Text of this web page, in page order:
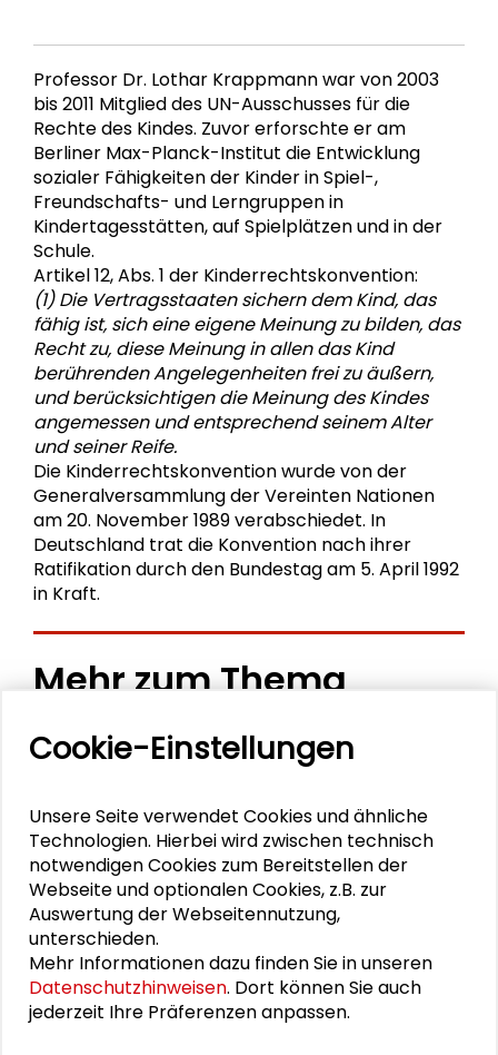
Professor Dr. Lothar Krappmann war von 2003
bis 2011 Mitglied des UN-Ausschusses für die
Rechte des Kindes. Zuvor erforschte er am
Berliner Max-Planck-Institut die Entwicklung
sozialer Fähigkeiten der Kinder in Spiel-,
Freundschafts- und Lerngruppen in
Kindertagesstätten, auf Spielplätzen und in der
Schule.
Artikel 12, Abs. 1 der Kinderrechtskonvention:
(1) Die Vertragsstaaten sichern dem Kind, das
fähig ist, sich eine eigene Meinung zu bilden, das
Recht zu, diese Meinung in allen das Kind
berührenden Angelegenheiten frei zu äußern,
und berücksichtigen die Meinung des Kindes
angemessen und entsprechend seinem Alter
und seiner Reife.
Die Kinderrechtskonvention wurde von der
Generalversammlung der Vereinten Nationen
am 20. November 1989 verabschiedet. In
Deutschland trat die Konvention nach ihrer
Ratifikation durch den Bundestag am 5. April 1992
in Kraft.
Mehr zum Thema
Menschenrechte | Globale Normen und lokale
Umsetzung
Textsammlung Kollapsologie
Abendveranstaltung: Menschenrechte von
Menschen mit Behinderung
Fachtagung: Menschenrechte von Menschen mit
Behinderung
Menschenrechte und ihre Durchsetzbarkeit
Cookie-Einstellungen
Unsere Seite verwendet Cookies und ähnliche
Technologien. Hierbei wird zwischen technisch
notwendigen Cookies zum Bereitstellen der
Webseite und optionalen Cookies, z.B. zur
Auswertung der Webseitennutzung,
unterschieden.
Mehr Informationen dazu finden Sie in unseren
Datenschutzhinweisen. Dort können Sie auch
jederzeit Ihre Präferenzen anpassen.